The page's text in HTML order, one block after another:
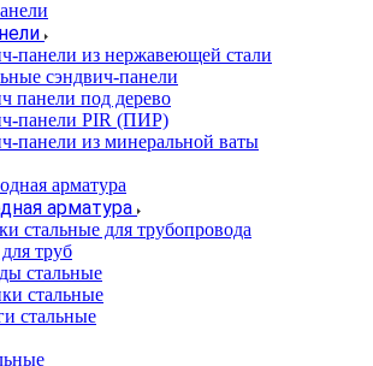
панели из нержавеющей стали
сэндвич-панели
панели под дерево
панели PIR (ПИР)
панели из минеральной ваты
арматура
стальные для трубопровода
труб
стальные
стальные
стальные